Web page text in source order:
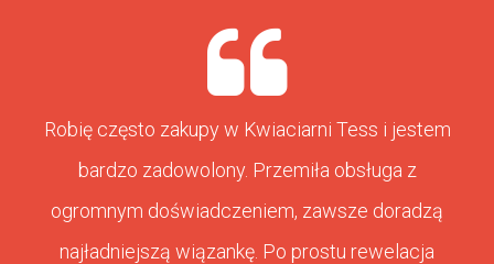
Robię często zakupy w Kwiaciarni Tess i jestem
bardzo zadowolony. Przemiła obsługa z
ogromnym doświadczeniem, zawsze doradzą
najładniejszą wiązankę. Po prostu rewelacja